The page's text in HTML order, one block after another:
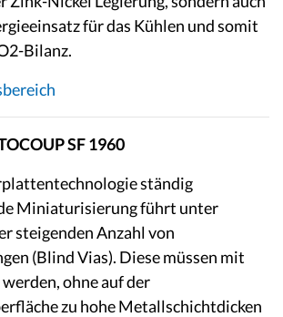
für das Kühlen und somit
Bilanz.
SF 1960
ständig
Miniaturisierung führt unter
steigenden Anzahl von
(Blind Vias). Diese müssen mit
ohne auf der
zu hohe Metallschichtdicken